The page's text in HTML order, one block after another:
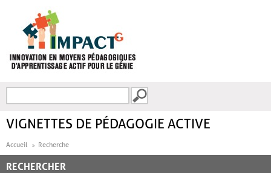
FORMULAIRE DE
VIGNETTES DE PÉDAGOGIE ACTIVE
Accueil Recherche
RECHERCHER